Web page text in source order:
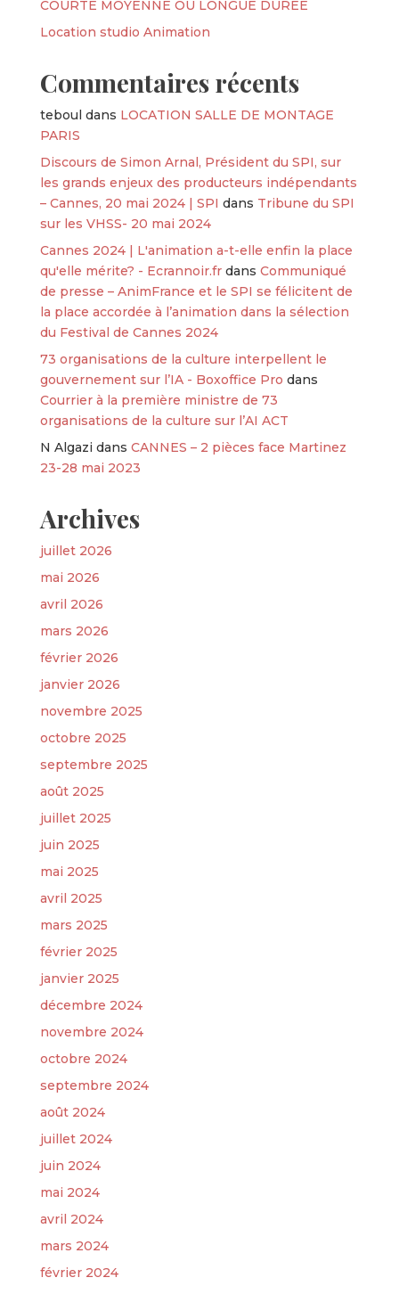
COURTE MOYENNE OU LONGUE DURÉE
Location studio Animation
Commentaires récents
teboul dans LOCATION SALLE DE MONTAGE
PARIS
Discours de Simon Arnal, Président du SPI, sur
les grands enjeux des producteurs indépendants
– Cannes, 20 mai 2024 | SPI dans Tribune du SPI
sur les VHSS- 20 mai 2024
Cannes 2024 | L'animation a-t-elle enfin la place
qu'elle mérite? - Ecrannoir.frdans Communiqué
de presse – AnimFrance et le SPI se félicitent de
la place accordée à l’animation dans la sélection
du Festival de Cannes 2024
73 organisations de la culture interpellent le
gouvernement sur l’IA - Boxoffice Pro dans
Courrier à la première ministre de 73
organisations de la culture sur l’AI ACT
N Algazi dans CANNES – 2 pièces face Martinez
23-28 mai 2023
Archives
juillet 2026
mai 2026
avril 2026
mars 2026
février 2026
janvier 2026
novembre 2025
octobre 2025
septembre 2025
août 2025
juillet 2025
juin 2025
mai 2025
avril 2025
mars 2025
février 2025
janvier 2025
décembre 2024
novembre 2024
octobre 2024
septembre 2024
août 2024
juillet 2024
juin 2024
mai 2024
avril 2024
mars 2024
février 2024